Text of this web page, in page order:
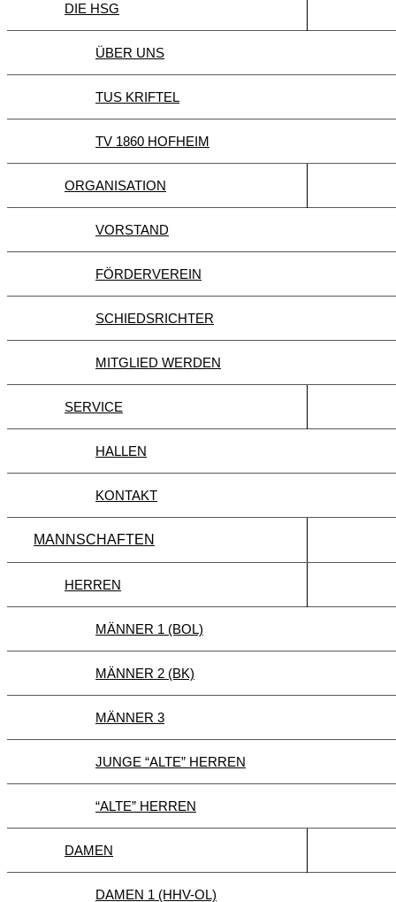
DIE HSG
ÜBER UNS
TUS KRIFTEL
TV 1860 HOFHEIM
ORGANISATION
VORSTAND
FÖRDERVEREIN
SCHIEDSRICHTER
MITGLIED WERDEN
SERVICE
HALLEN
KONTAKT
MANNSCHAFTEN
HERREN
MÄNNER 1 (BOL)
MÄNNER 2 (BK)
MÄNNER 3
JUNGE “ALTE” HERREN
“ALTE” HERREN
DAMEN
DAMEN 1 (HHV-OL)